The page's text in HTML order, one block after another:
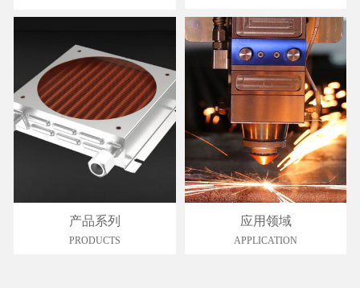
产品系列
PRODUCTS
应用领域
APPLICATION